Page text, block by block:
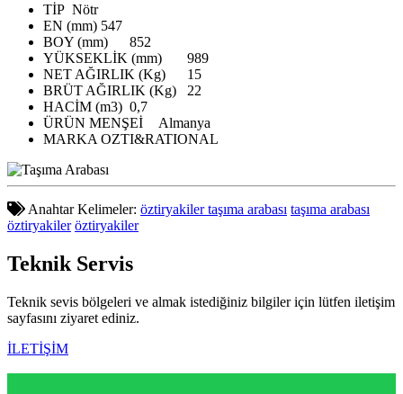
TİP Nötr
EN (mm) 547
BOY (mm)
852
YÜKSEKLİK (mm)
989
NET AĞIRLIK (Kg)
15
BRÜT AĞIRLIK (Kg)
22
HACİM (m3) 0,7
ÜRÜN MENŞEİ
Almanya
MARKA OZTI&RATIONAL
Anahtar Kelimeler: öztiryakiler taşıma arabası taşıma arabası
öztiryakiler öztiryakiler
Teknik Servis
Teknik sevis bölgeleri ve almak istediğiniz bilgiler için lütfen iletişim
sayfasını ziyaret ediniz.
İLETİŞİM